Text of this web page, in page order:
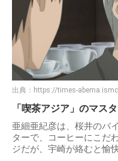
出典： https://times-
「喫茶アジア」のマス
亜細亜紀彦は、桜井のバ
ターで、コーヒーにこだ
ジだが、宇崎が絡むと愉